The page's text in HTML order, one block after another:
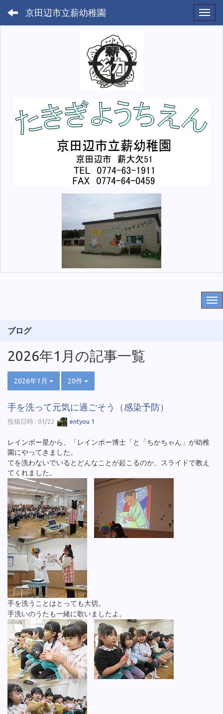
京田辺市立薪幼稚園
ブログ
2026年1月の記事一覧
2026年1月 20件
手を洗って元気に過ごそう（感染予防）
投稿日時 : 01/22 entyou 1
レインボー星から、「レインボー博士「と「ちかちゃん」が幼稚
園にやってきました。
てを洗わないでいるとどんなことが起こるのか、スライドで教え
てくれました。
手を洗うことはとっても大切。
手洗いのうたも一緒に歌いましたよ。